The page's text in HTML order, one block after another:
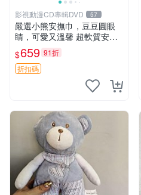
影視動漫CD專輯DVD 57
嚴選小熊安撫巾，豆豆圓眼
睛，可愛又溫馨 超軟質安撫
巾，豆豆設計，哄睡好幫手
約克豆豆眼安撫巾 數碼豆豆
眼
$659 91折
折扣碼